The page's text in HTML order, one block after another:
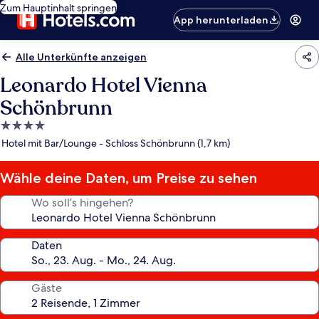
Zum Hauptinhalt springen
App herunterladen
Alle Unterkünfte anzeigen
Leonardo Hotel Vienna
Schönbrunn
4.0-
Sterne-
Hotel mit Bar/Lounge - Schloss Schönbrunn (1,7 km)
Wähle deine Daten, um Preise zu sehen
Wo soll’s hingehen?
Daten
Gäste